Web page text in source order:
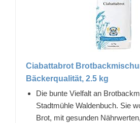
Ciabattabrot
Bäckerqualität, 2.5 kg
Die bunte Vielfalt an
Stadtmühle Waldenbuch. Sie
Brot, mit gesunden